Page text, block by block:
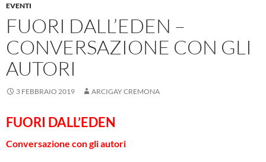
EVENTI
FUORI DALL’EDEN –
CONVERSAZIONE CON GLI
AUTORI
3 FEBBRAIO 2019 ARCIGAY CREMONA
FUORI DALL’EDEN
Conversazione con gli autori